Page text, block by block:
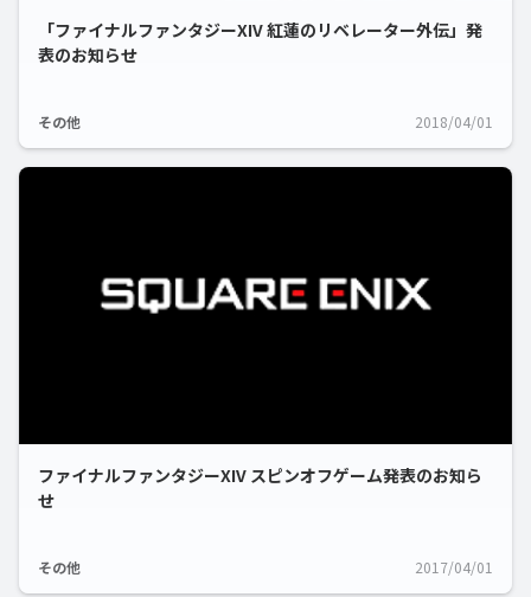
「ファイナルファンタジーXIV 紅蓮のリベレーター外伝」発
表のお知らせ
その他 2018/04/01
ファイナルファンタジーXIV スピンオフゲーム発表のお知ら
せ
その他 2017/04/01